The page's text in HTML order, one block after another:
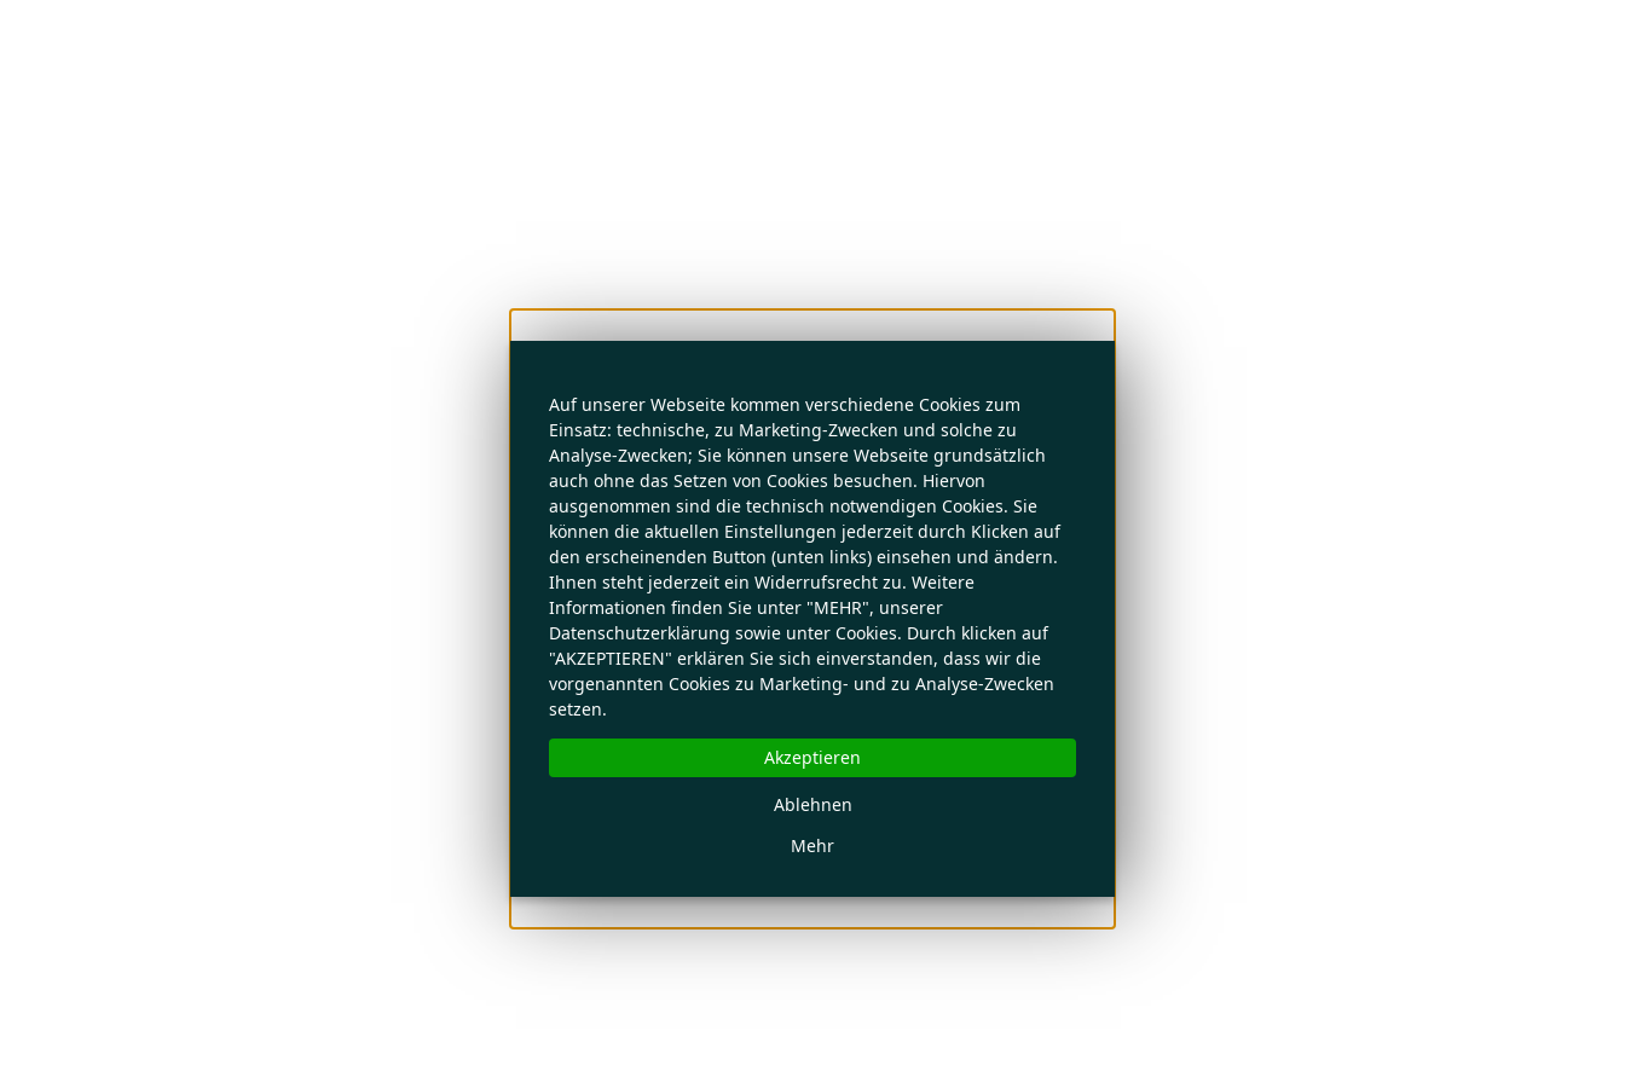
Auf unserer Webseite kommen verschiedene Cookies zum
Einsatz: technische, zu Marketing-Zwecken und solche zu
Analyse-Zwecken; Sie können unsere Webseite grundsätzlich
auch ohne das Setzen von Cookies besuchen. Hiervon
ausgenommen sind die technisch notwendigen Cookies. Sie
können die aktuellen Einstellungen jederzeit durch Klicken auf
den erscheinenden Button (unten links) einsehen und ändern.
Ihnen steht jederzeit ein Widerrufsrecht zu. Weitere
Informationen finden Sie unter "MEHR", unserer
Datenschutzerklärung sowie unter Cookies. Durch klicken auf
"AKZEPTIEREN" erklären Sie sich einverstanden, dass wir die
vorgenannten Cookies zu Marketing- und zu Analyse-Zwecken
setzen.
Mehr
Ablehnen
Akzeptieren